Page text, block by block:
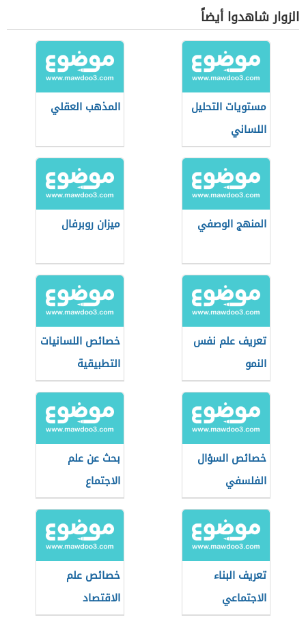
الزوار شاهدوا أيضاً
مستويات التحليل
اللساني
المذهب العقلي
المنهج الوصفي ميزان روبرفال
تعريف علم نفس
النمو
خصائص اللسانيات
التطبيقية
خصائص السؤال
الفلسفي
بحث عن علم
الاجتماع
تعريف البناء
الاجتماعي
خصائص علم
الاقتصاد